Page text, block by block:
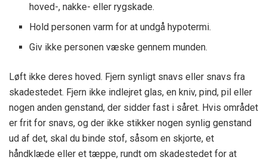
hoved-, nakke- eller rygskade.
Hold personen varm for at undgå hypotermi.
Giv ikke personen væske gennem munden.
Løft ikke deres hoved. Fjern synligt snavs eller snavs fra
skadestedet. Fjern ikke indlejret glas, en kniv, pind, pil eller
nogen anden genstand, der sidder fast i såret. Hvis området
er frit for snavs, og der ikke stikker nogen synlig genstand
ud af det, skal du binde stof, såsom en skjorte, et
håndklæde eller et tæppe, rundt om skadestedet for at